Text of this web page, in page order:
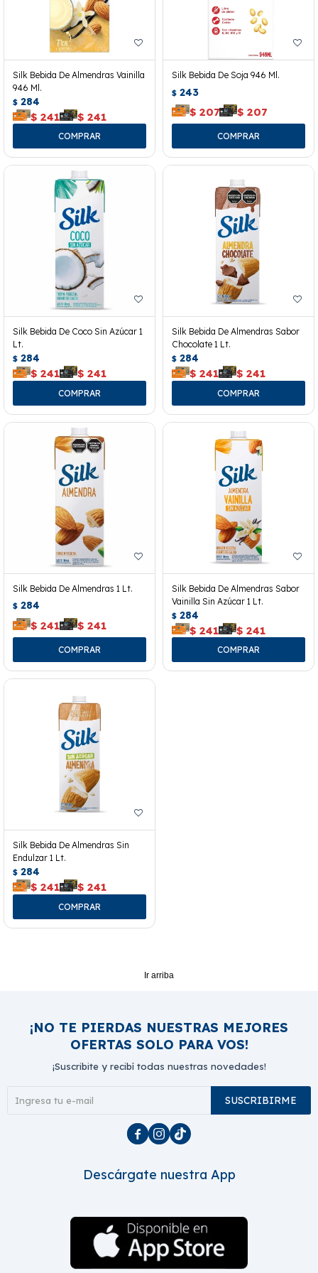
Silk Bebida De Almendras Vainilla
946 Ml.
$ 284
$ 241 $ 241
Silk Bebida De Soja 946 Ml.
$ 243
$ 207 $ 207
Silk Bebida De Coco Sin Azúcar 1
Lt.
$ 284
$ 241 $ 241
Silk Bebida De Almendras Sabor
Chocolate 1 Lt.
$ 284
$ 241 $ 241
Silk Bebida De Almendras 1 Lt.
$ 284
$ 241 $ 241
Silk Bebida De Almendras Sabor
Vainilla Sin Azúcar 1 Lt.
$ 284
$ 241 $ 241
Silk Bebida De Almendras Sin
Endulzar 1 Lt.
$ 284
$ 241 $ 241
Ir arriba
¡NO TE PIERDAS NUESTRAS MEJORES
OFERTAS SOLO PARA VOS!
¡Suscribite y recibí todas nuestras novedades!
SUSCRIBIRME
  
Descárgate nuestra App